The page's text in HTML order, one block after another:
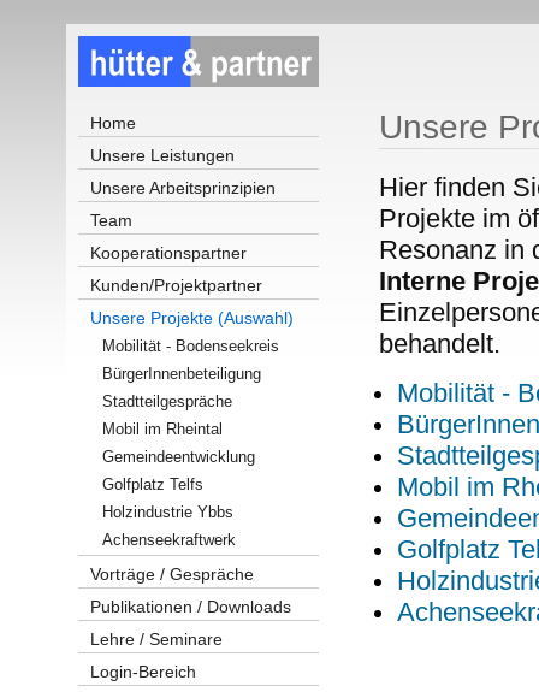
Home
Unsere Leistungen
Unsere Arbeitsprinzipien
Team
Kooperationspartner
Kunden/Projektpartner
Unsere Projekte (Auswahl)
Mobilität - Bodenseekreis
BürgerInnenbeteiligung
Stadtteilgespräche
Mobil im Rheintal
Gemeindeentwicklung
Golfplatz Telfs
Holzindustrie Ybbs
Achenseekraftwerk
Vorträge / Gespräche
Publikationen / Downloads
Lehre / Seminare
Login-Bereich
Unsere
Hier finden
Projekte im
Resonanz in
Interne
behandelt.
Mobilität -
Mobil im
Golfplatz